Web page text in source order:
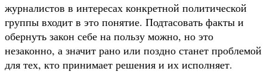
журналистов в интересах конкретной политической
группы входит в это понятие. Подтасовать факты и
обернуть закон себе на пользу можно, но это
незаконно, а значит рано или поздно станет проблемой
для тех, кто принимает решения и их исполняет.